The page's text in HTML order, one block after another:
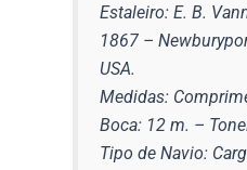
Estaleiro: E. B.
1867 –
USA.
Medidas:
Boca: 12 m. –
Tipo de Navio: